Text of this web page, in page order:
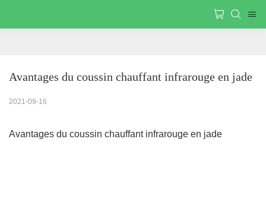
Avantages du coussin chauffant infrarouge en jade
2021-09-16
Avantages du coussin chauffant infrarouge en jade